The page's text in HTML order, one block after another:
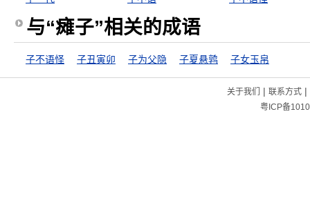
与“瘫子”相关的成语
子不语怪 子丑寅卯 子为父隐 子夏悬鹑 子女玉帛
关于我们 | 联系方式|
粤ICP备